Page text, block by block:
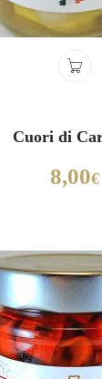
Cuori di
8,00€